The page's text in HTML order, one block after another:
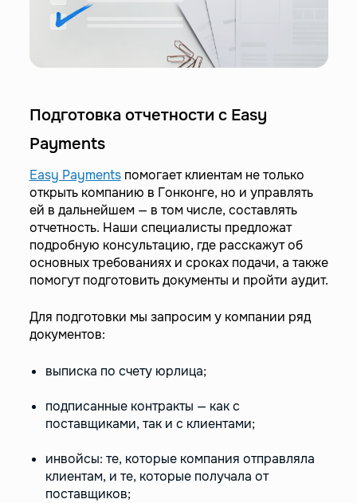
Подготовка отчетности с Easy
Payments
Easy Paymentsпомогает клиентам не только
открыть компанию в Гонконге, но и управлять
ей в дальнейшем — в том числе, составлять
отчетность. Наши специалисты предложат
подробную консультацию, где расскажут об
основных требованиях и сроках подачи, а также
помогут подготовить документы и пройти аудит.
Для подготовки мы запросим у компании ряд
документов:
выписка по счету юрлица;
подписанные контракты — как с
поставщиками, так и с клиентами;
инвойсы: те, которые компания отправляла
клиентам, и те, которые получала от
поставщиков;